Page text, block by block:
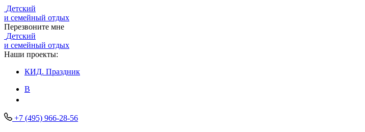
Детский
и семейный отдых
Перезвоните мне
Детский
и семейный отдых
Наши проекты:
КИД. Праздник
В
+7 (495) 966-28-56